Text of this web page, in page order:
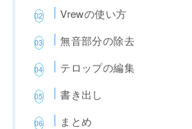
Vrewの使い方
無音部分の除去
テロップの編集
書き出し
まとめ